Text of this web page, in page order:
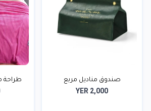
صندوق مناديل مربع
YER 2,000
طراحة